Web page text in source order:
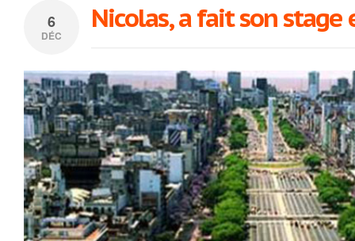
6
DÉC
Nicolas, a fait son